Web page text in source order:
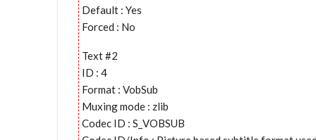
Default : Yes
Forced : No
Text #2
ID : 4
Format : VobSub
Muxing mode : zlib
Codec ID : S_VOBSUB